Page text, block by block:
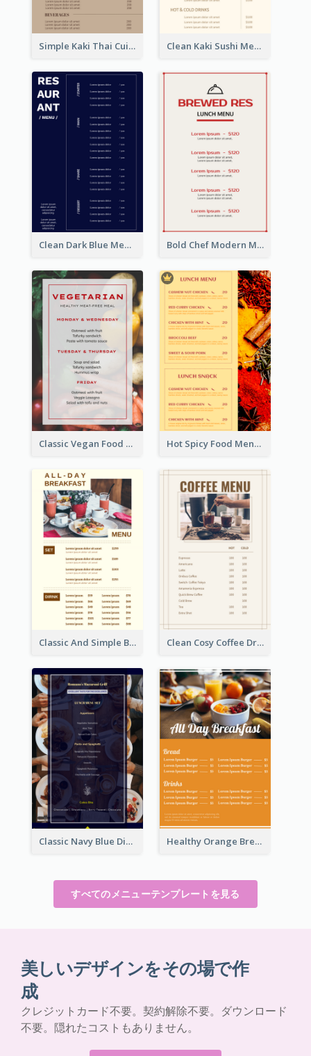
Simple Kaki Thai Cuisine Menu Design Template Clean Kaki Sushi Menu Design Inspiration
Clean Dark Blue Menu Design Inspiration Bold Chef Modern Menu Design Templates
Classic Vegan Food Menu Design Templates Hot Spicy Food Menu Design Inspiration
Classic And Simple Breakfast Menu Design Inspiration Clean Cosy Coffee Drinks Menu Design
Classic Navy Blue Dinner Menu Design Inspirations Healthy Orange Breakfast Restaurants Menu Design Ideas
すべてのメニューテンプレートを見る
美しいデザインをその場で作
成
クレジットカード不要。契約解除不要。ダウンロード
不要。隠れたコストもありません。